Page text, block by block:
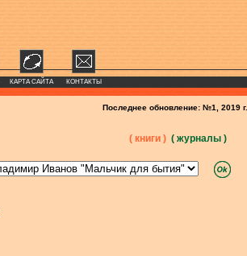
КАРТА САЙТА КОНТАКТЫ
Последнее обновление: №1, 2019 г.
( книги ) ( журналы )